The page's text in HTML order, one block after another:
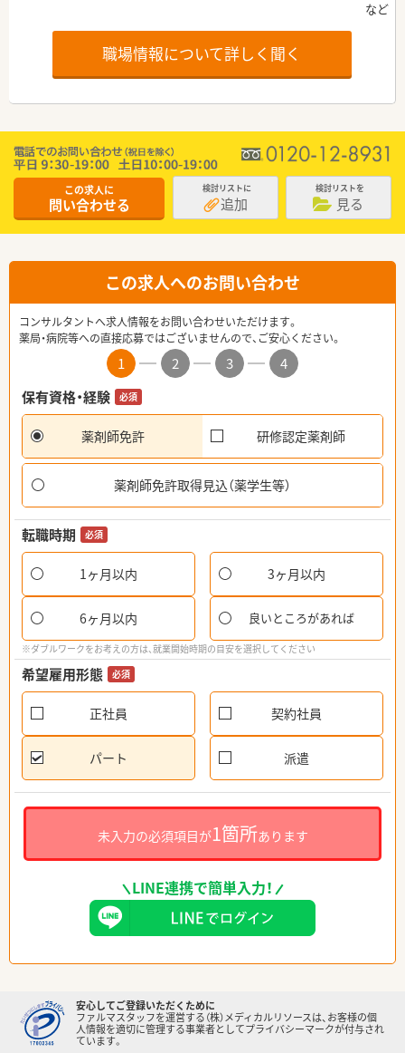
職場情報について詳しく聞く
この求人に
問い合わせる
検討リストに
追加
検討リストを
見る
この求人へのお問い合わせ
コンサルタントへ求人情報をお問い合わせいただけます。
薬局・病院等への直接応募ではございませんので、ご安心ください。
1 2 3
4
保有資格・経験
必須
薬剤師免許 研修認定薬剤師
薬剤師免許取得見込（薬学生等）
転職時期 必須
1ヶ月以内 3ヶ月以内
6ヶ月以内 良いところがあれば
※ダブルワークをお考えの方は、就業開始時期の目安を選択してください
希望雇用形態 必須
正社員 契約社員
パート 派遣
未入力の必須項目が1箇所あります
LINE連携で簡単入力！
安心してご登録いただくために
ファルマスタッフを運営する（株）メディカルリソースは、お客様の個
人情報を適切に管理する事業者としてプライバシーマークが付与され
ています。